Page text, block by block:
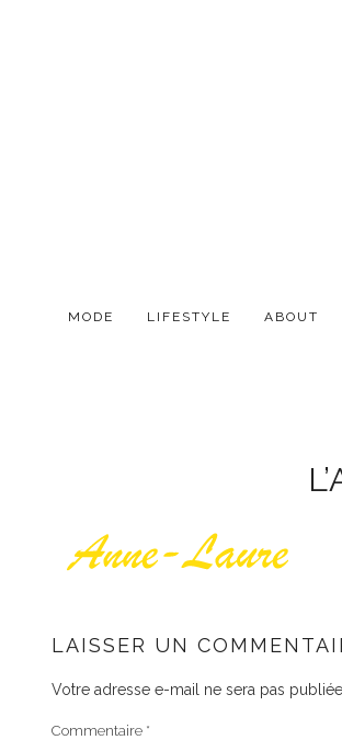
MODE LIFESTYLE ABOUT
LAISSER UN
Votre adresse e-mail ne sera pas publiée.
Commentaire *